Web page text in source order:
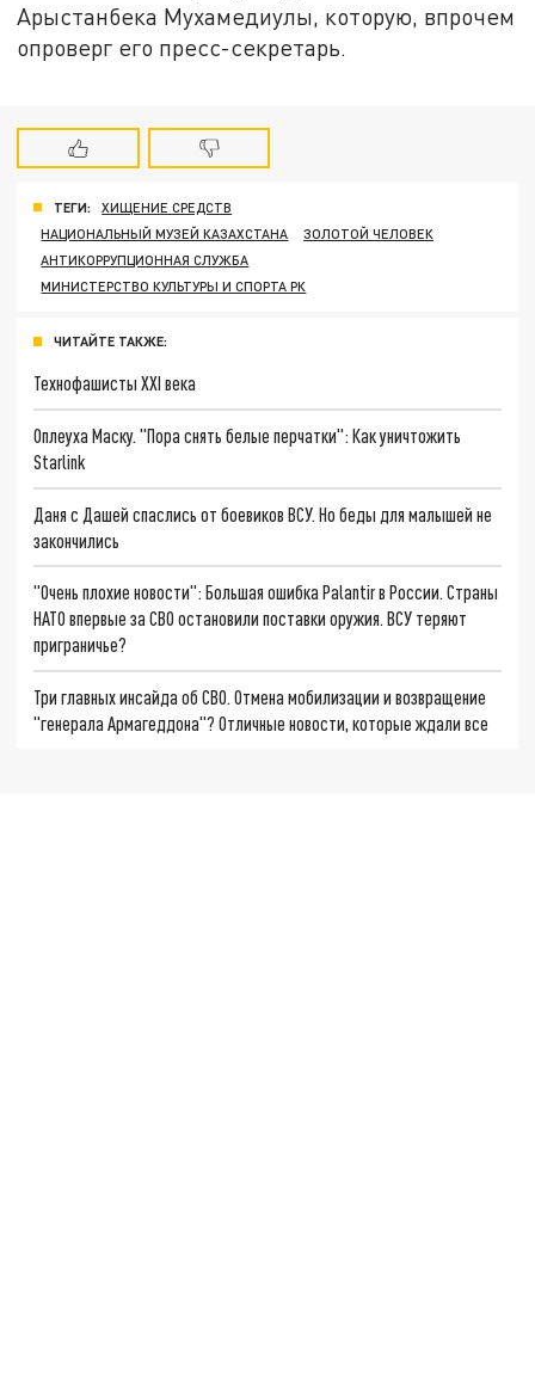
Арыстанбека Мухамедиулы, которую, впрочем
опроверг его пресс-секретарь.
ТЕГИ:
ХИЩЕНИЕ СРЕДСТВ
НАЦИОНАЛЬНЫЙ МУЗЕЙ КАЗАХСТАНА
ЗОЛОТОЙ ЧЕЛОВЕК
АНТИКОРРУПЦИОННАЯ СЛУЖБА
МИНИСТЕРСТВО КУЛЬТУРЫ И СПОРТА РК
ЧИТАЙТЕ ТАКЖЕ:
Технофашисты XXI века
Оплеуха Маску. "Пора снять белые перчатки": Как уничтожить
Starlink
Даня с Дашей спаслись от боевиков ВСУ. Но беды для малышей не
закончились
"Очень плохие новости": Большая ошибка Palantir в России. Страны
НАТО впервые за СВО остановили поставки оружия. ВСУ теряют
приграничье?
Три главных инсайда об СВО. Отмена мобилизации и возвращение
"генерала Армагеддона"? Отличные новости, которые ждали все